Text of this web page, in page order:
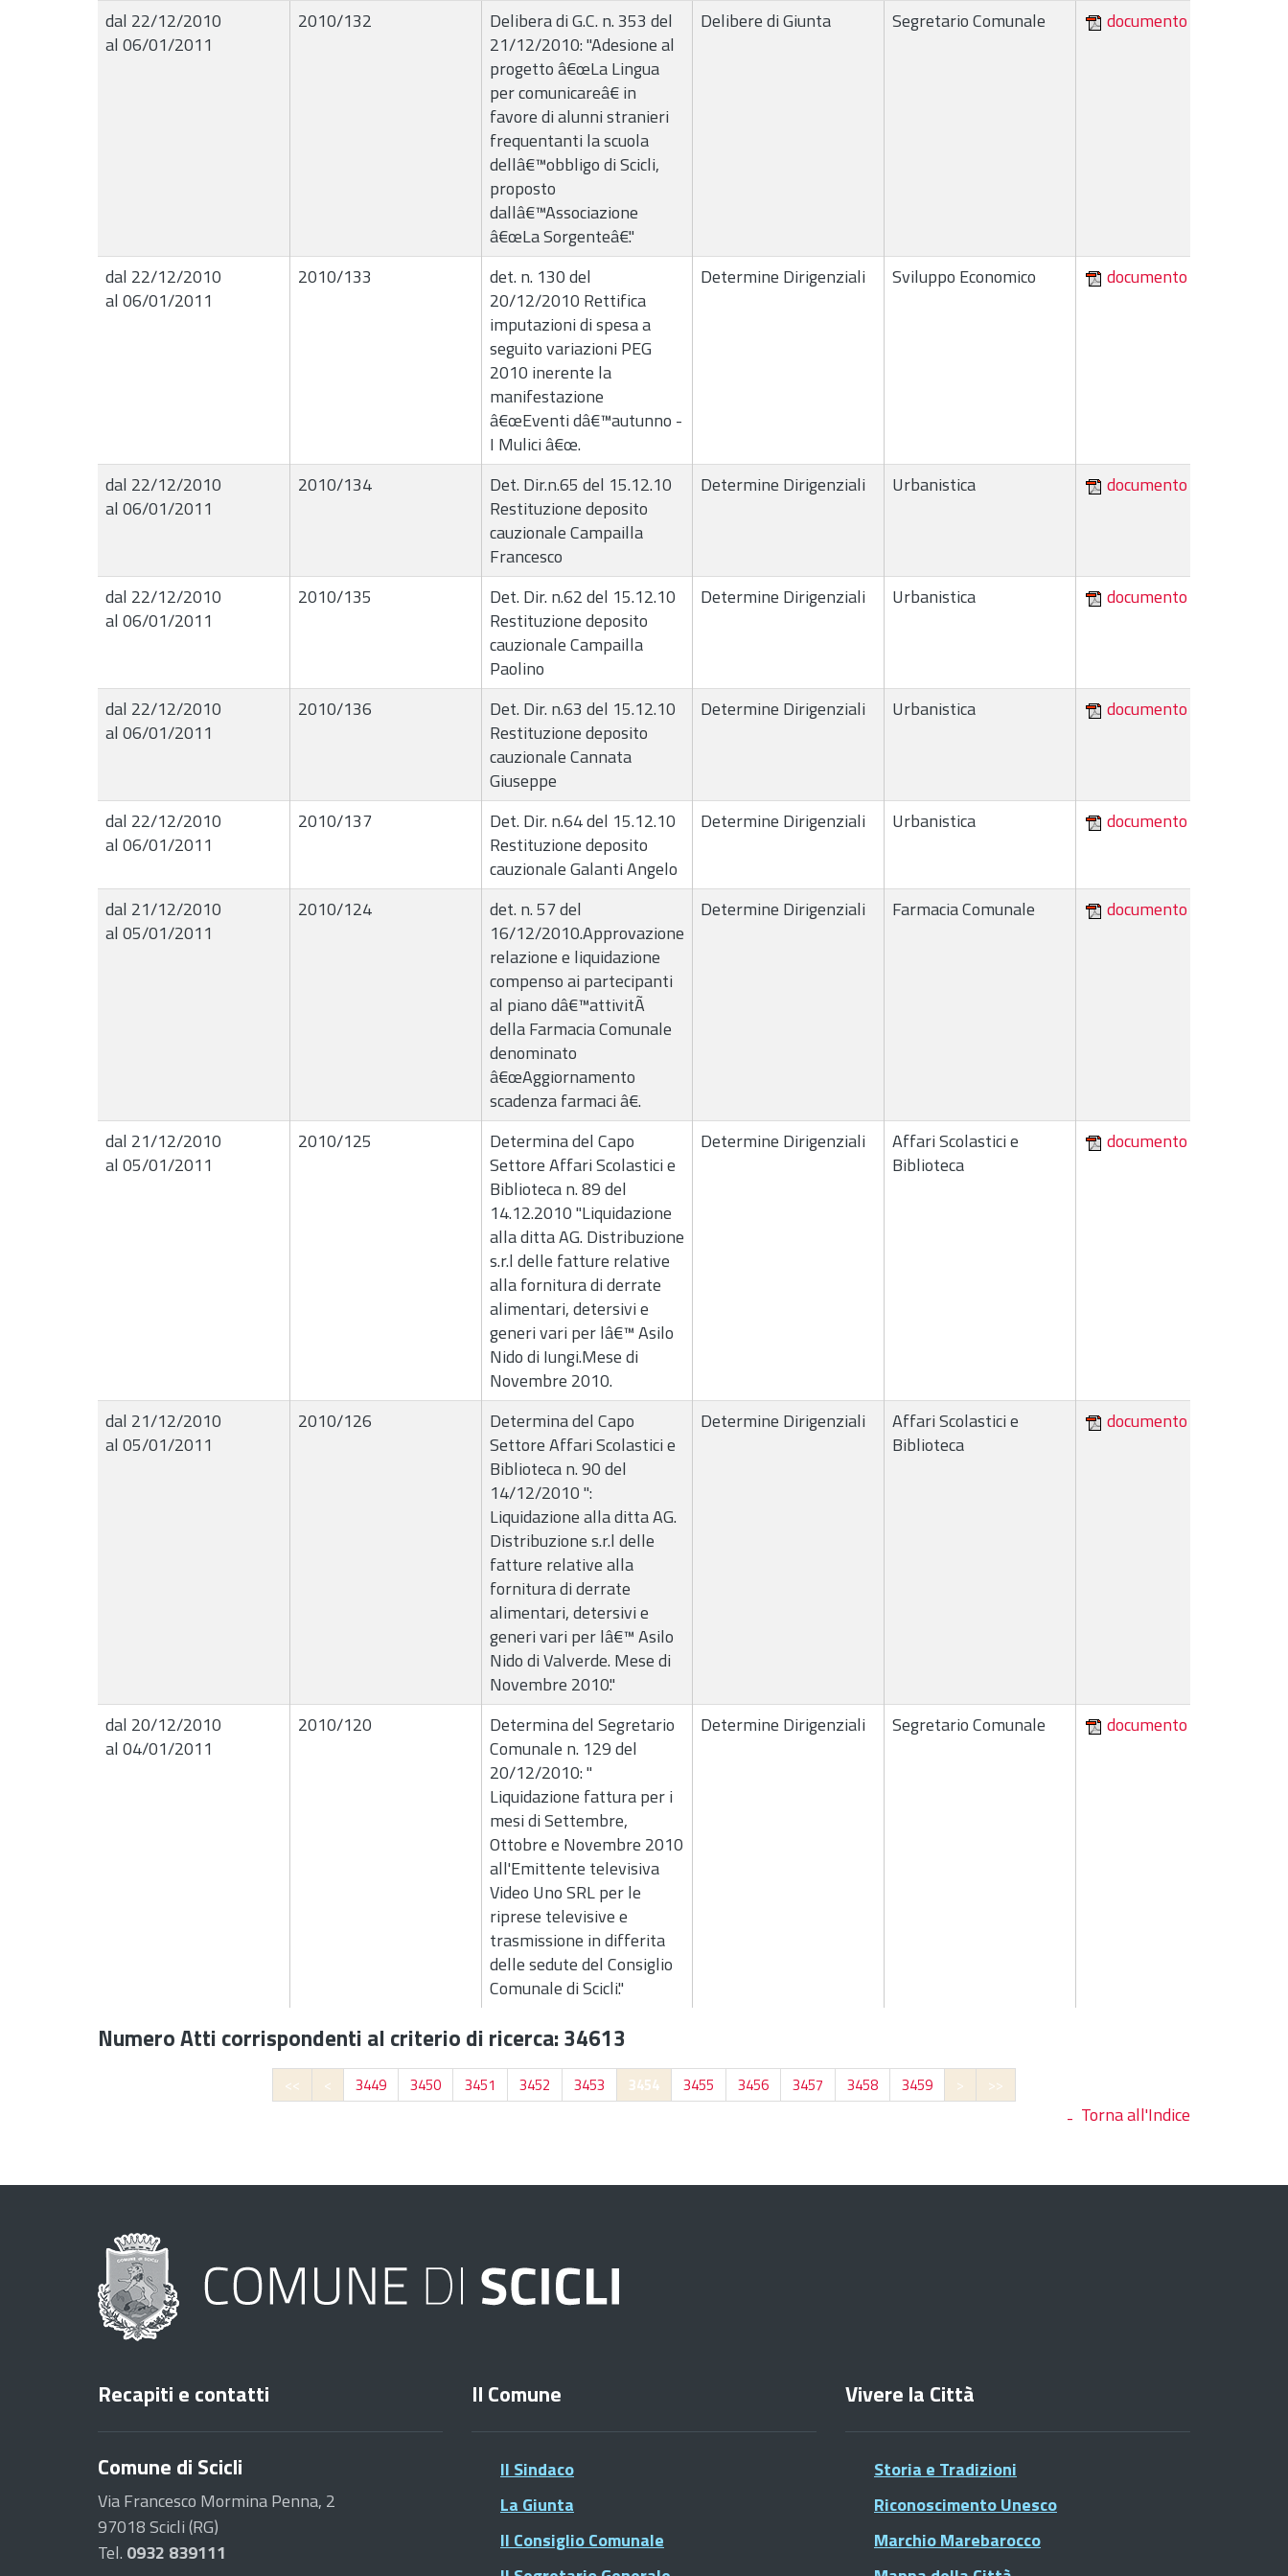
dal 22/12/2010
al 06/01/2011
2010/132
Delibera di G.C. n. 353 del
21/12/2010: "Adesione al
progetto â€œLa Lingua
per comunicareâ€ in
favore di alunni stranieri
frequentanti la scuola
dellâ€™obbligo di Scicli,
proposto
dallâ€™Associazione
â€œLa Sorgenteâ€."
Delibere di Giunta Segretario Comunale documento
dal 22/12/2010
al 06/01/2011
2010/133
det. n. 130 del
20/12/2010 Rettifica
imputazioni di spesa a
seguito variazioni PEG
2010 inerente la
manifestazione
â€œEventi dâ€™autunno -
I Mulici â€œ.
Determine Dirigenziali Sviluppo Economico documento
dal 22/12/2010
al 06/01/2011
2010/134
Det. Dir.n.65 del 15.12.10
Restituzione deposito
cauzionale Campailla
Francesco
Determine Dirigenziali Urbanistica documento
dal 22/12/2010
al 06/01/2011
2010/135
Det. Dir. n.62 del 15.12.10
Restituzione deposito
cauzionale Campailla
Paolino
Determine Dirigenziali Urbanistica documento
dal 22/12/2010
al 06/01/2011
2010/136
Det. Dir. n.63 del 15.12.10
Restituzione deposito
cauzionale Cannata
Giuseppe
Determine Dirigenziali Urbanistica documento
dal 22/12/2010
al 06/01/2011
2010/137
Det. Dir. n.64 del 15.12.10
Restituzione deposito
cauzionale Galanti Angelo
Determine Dirigenziali Urbanistica documento
dal 21/12/2010
al 05/01/2011
2010/124
det. n. 57 del
16/12/2010.Approvazione
relazione e liquidazione
compenso ai partecipanti
al piano dâ€™attivitÃ
della Farmacia Comunale
denominato
â€œAggiornamento
scadenza farmaci â€.
Determine Dirigenziali Farmacia Comunale documento
dal 21/12/2010
al 05/01/2011
2010/125
Determina del Capo
Settore Affari Scolastici e
Biblioteca n. 89 del
14.12.2010 "Liquidazione
alla ditta AG. Distribuzione
s.r.l delle fatture relative
alla fornitura di derrate
alimentari, detersivi e
generi vari per lâ€™ Asilo
Nido di Iungi.Mese di
Novembre 2010.
Determine Dirigenziali
Affari Scolastici e
Biblioteca
documento
dal 21/12/2010
al 05/01/2011
2010/126
Determina del Capo
Settore Affari Scolastici e
Biblioteca n. 90 del
14/12/2010 ":
Liquidazione alla ditta AG.
Distribuzione s.r.l delle
fatture relative alla
fornitura di derrate
alimentari, detersivi e
generi vari per lâ€™ Asilo
Nido di Valverde. Mese di
Novembre 2010."
Determine Dirigenziali
Affari Scolastici e
Biblioteca
documento
dal 20/12/2010
al 04/01/2011
2010/120
Determina del Segretario
Comunale n. 129 del
20/12/2010: "
Liquidazione fattura per i
mesi di Settembre,
Ottobre e Novembre 2010
all'Emittente televisiva
Video Uno SRL per le
riprese televisive e
trasmissione in differita
delle sedute del Consiglio
Comunale di Scicli."
Determine Dirigenziali Segretario Comunale documento
Numero Atti corrispondenti al criterio di ricerca: 34613
<< < 3449 3450 3451 3452 3453 3454 3455 3456 3457 3458 3459 > >>
Torna all'Indice
Recapiti e contatti
Comune di Scicli
Via Francesco Mormina Penna, 2
97018 Scicli (RG)
Tel. 0932 839111
Il Comune
Il Sindaco
La Giunta
Il Consiglio Comunale
Vivere la Città
Storia e Tradizioni
Riconoscimento Unesco
Marchio Marebarocco